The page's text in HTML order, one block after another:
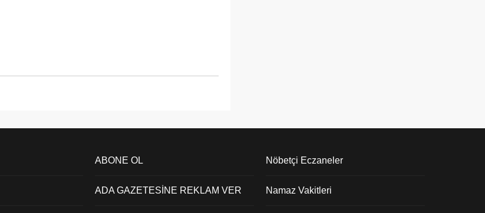
ABONE OL
ADA GAZETESİNE REKLAM VER
Nöbetçi Eczaneler
Namaz Vakitleri